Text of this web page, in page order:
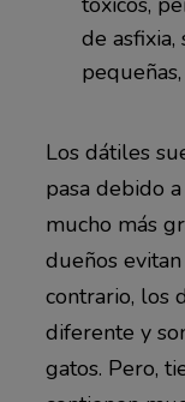
de asfixia,
Los dátiles
pasa debido
mucho más
dueños
contrario, los
diferente y
gatos. Pero,